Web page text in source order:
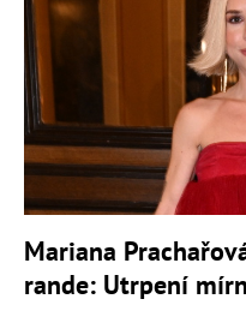
Mariana
rande: Utrpení